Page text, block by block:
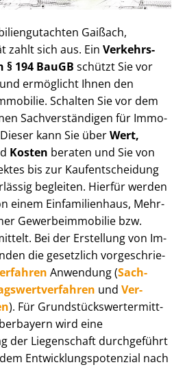
Gaißach,
zahlt sich aus. Ein Ver­kehrs­
194 BauGB schützt Sie vor
ermöglicht Ihnen den
Schalten Sie vor dem
Sach­ver­stän­di­gen für Im­mo­
kann Sie überWert,
Kosten beraten und Sie von
bis zur Kauf­ent­schei­dung
begleiten. Hierfür werden
einem Einfamilienhaus, Mehr­
Ge­wer­be­im­mo­bi­lie bzw.
Bei der Erstellung von Im­
die gesetzlich vor­ge­schrie­
Anwendung (Sach­
und Ver­
). Für Grund­stücks­wert­ermitt­
wird eine
der Liegenschaft durchgeführt
Ent­wick­lungs­po­ten­zi­al nach